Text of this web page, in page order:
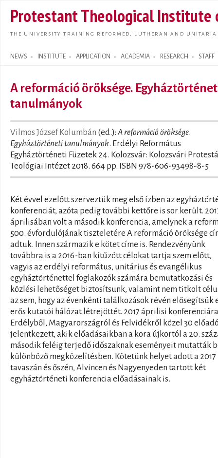
main
Protestant Theological Institute
THE UNIVERSITY TRAINING REFORMED, LUTHERAN AND
NEWS INSTITUTE APPLICATION ACADEMIA RESEARCH STAFF
Search form
A reformáció öröksége.
tanulmányok
Vilmos József Kolumbán (ed.): A reformáció öröksége.
Egyháztörténeti tanulmányok. Erdélyi Református
Egyháztörténeti Füzetek 24. Kolozsvár: Kolozsvári
Teológiai Intézet 2018. 664 pp. ISBN 978-606-93498-8-5
Két évvel ezelőtt szerveztük meg első ízben az
konferenciát, azóta pedig további kettőre is sor került.
áprilisában volt a második konferencia, amelynek a
500. évfordulójának tiszteletére A reformáció öröksége
adtuk. Innen származik e kötet címe is. Rendezvényünk
továbbra is a 2016-ban kitűzött célokat tartja szem előtt,
vagyis az erdélyi református, unitárius és evangélikus
egyháztörténettel foglakozók számára bemutatkozási és
közlési lehetőséget biztosítsunk, valamint nem titkolt
az sem, hogy az évenkénti találkozások révén elősegítsük
erős kutatói hálózat létrejöttét. 2017 áprilisi konferenciára
Erdélyből, Magyarországról és Felvidékről közel 30
jelentkezett, akik előadásaikban a kora újkortól a 20.
második feléig terjedő időszaknak eseményeit mutatták
különböző megközelítésben. Kötetünk helyet adott a 2017
tavaszán és őszén, Alvincen és Nagyenyeden tartott két
egyháztörténeti konferencia előadásainak is.